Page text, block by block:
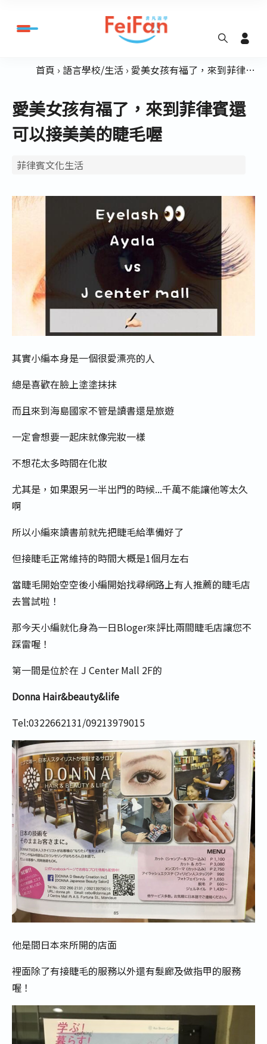
首頁 語言學校/生活 愛美女孩有福了，來到菲律賓還可以接美美的睫毛喔
愛美女孩有福了，來到菲律賓還
可以接美美的睫毛喔
菲律賓文化生活
其實小編本身是一個很愛漂亮的人
總是喜歡在臉上塗塗抹抹
而且來到海島國家不管是讀書還是旅遊
一定會想要一起床就像完妝一樣
不想花太多時間在化妝
尤其是，如果跟另一半出門的時候...千萬不能讓他等太久
啊
所以小編來讀書前就先把睫毛給準備好了
但接睫毛正常維持的時間大概是1個月左右
當睫毛開始空空後小編開始找尋網路上有人推薦的睫毛店
去嘗試啦！
那今天小編就化身為一日Bloger來評比兩間睫毛店讓您不
踩雷喔！
第一間是位於在 J Center Mall 2F的
Donna Hair&beauty&life
Tel:0322662131/09213979015
他是間日本來所開的店面
裡面除了有接睫毛的服務以外還有髮廊及做指甲的服務
喔！